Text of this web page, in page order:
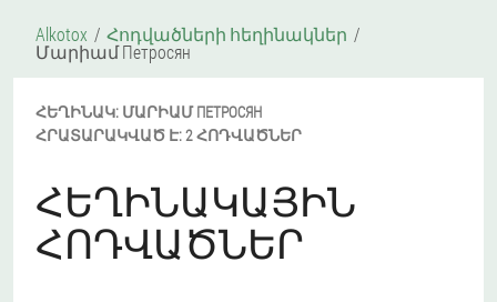
Alkotox Հոդվածների հեղինակներ
Մարիամ Петросян
ՀԵՂԻՆԱԿ: ՄԱՐԻԱՄ ПЕТРОСЯН
ՀՐԱՏԱՐԱԿՎԱԾ Է:2 ՀՈԴՎԱԾՆԵՐ
ՀԵՂԻՆԱԿԱՅԻՆ
ՀՈԴՎԱԾՆԵՐ